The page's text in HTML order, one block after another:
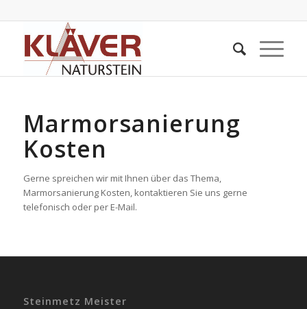
Marmorsanierung
Kosten
Gerne spreichen wir mit Ihnen über das Thema,
Marmorsanierung Kosten, kontaktieren Sie uns gerne
telefonisch oder per E-Mail.
Steinmetz Meister